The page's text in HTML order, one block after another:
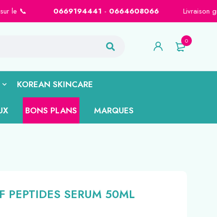
0669194441 -0664608066 Livraison gratuite sur
0
KOREAN SKINCARE
BONS PLANS MARQUES
PEPTIDES SERUM 50ML